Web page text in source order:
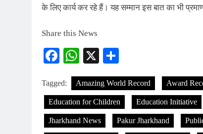
के लिए कार्य कर रहे हैं। यह सम्मान इस बात का भी
Share this News
Facebook
WhatsApp
X
Tagged: Amazing World Record Award
Education for Children Education Initiative
Jharkhand News Pakur Jharkhand